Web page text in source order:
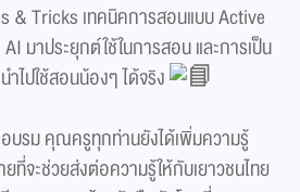
& Tricks เทคนิคการสอนแบบ Active
มาประยุกต์ใช้ในการสอน และการเป็น
ไปใช้สอนน้องๆ ได้จริง
บรม คุณครูทุกท่านยังได้เพิ่มความรู้
ที่จะช่วยส่งต่อความรู้ให้กับเยาวชนไทย